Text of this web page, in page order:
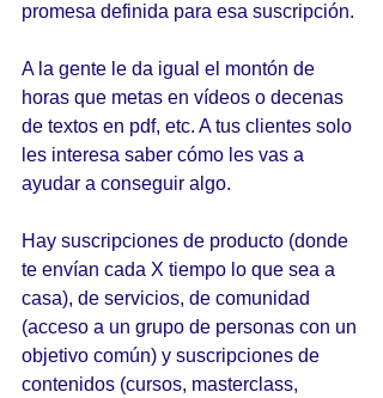
promesa definida para esa suscripción.
A la gente le da igual el montón de
horas que metas en vídeos o decenas
de textos en pdf, etc. A tus clientes solo
les interesa saber cómo les vas a
ayudar a conseguir algo.
Hay suscripciones de producto (donde
te envían cada X tiempo lo que sea a
casa), de servicios, de comunidad
(acceso a un grupo de personas con un
objetivo común) y suscripciones de
contenidos (cursos, masterclass,